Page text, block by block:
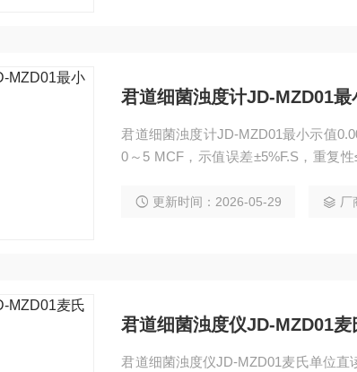
君道细菌浊度计JD-MZD01
君道细菌浊度计JD-MZD01最小示值
0～5 MCF，示值误差±5%F.S，重复
及科研机构的细菌悬液浓度测定。
更新时间：2026-05-29 厂
君道细菌浊度仪JD-MZD01麦
君道细菌浊度仪JD-MZD01麦氏单位直